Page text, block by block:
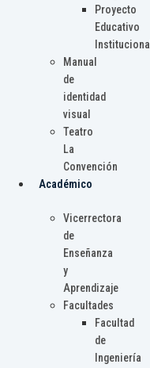
Proyecto
Educativo
Institucional
Manual
de
identidad
visual
Teatro
La
Convención
Académico
Vicerrectora
de
Enseñanza
y
Aprendizaje
Facultades
Facultad
de
Ingeniería